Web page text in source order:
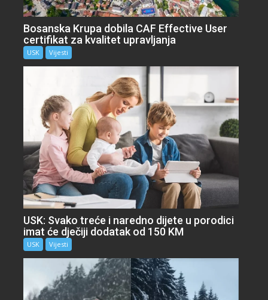
Bosanska Krupa dobila CAF Effective User
certifikat za kvalitet upravljanja
USK Vijesti
USK: Svako treće i naredno dijete u porodici
imat će dječiji dodatak od 150 KM
USK Vijesti